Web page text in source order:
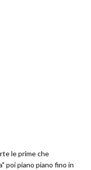
le prime che
poi piano piano fino in